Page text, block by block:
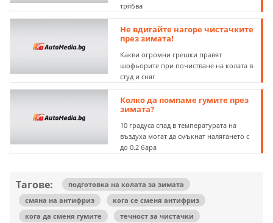
трябва
Не вдигайте нагоре чистачките
през зимата!
Какви огромни грешки правят
шофьорите при почистване на колата в
студ и сняг
Колко да помпаме гумите през
зимата?
10 градуса спад в температурата на
въздуха могат да смъкнат налягането с
до 0.2 бара
Тагове:
подготовка на колата за зимата
смяна на антифриз
кога се сменя антифриз
кога да сменя гумите
течност за чистачки